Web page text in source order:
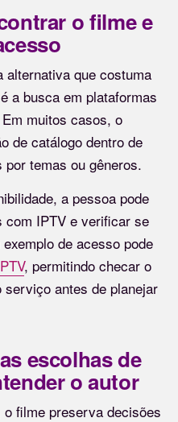
o filme e
alternativa que costuma
a busca em plataformas
muitos casos, o
de catálogo dentro de
temas ou gêneros.
a pessoa pode
IPTV e verificar se
de acesso pode
, permitindo checar o
antes de planejar
escolhas de
o autor
filme preserva decisões